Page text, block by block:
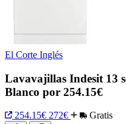
El Corte Inglés
Lavavajillas Indesit 13
Blanco por 254.15€
254.15€ 272€ Gratis